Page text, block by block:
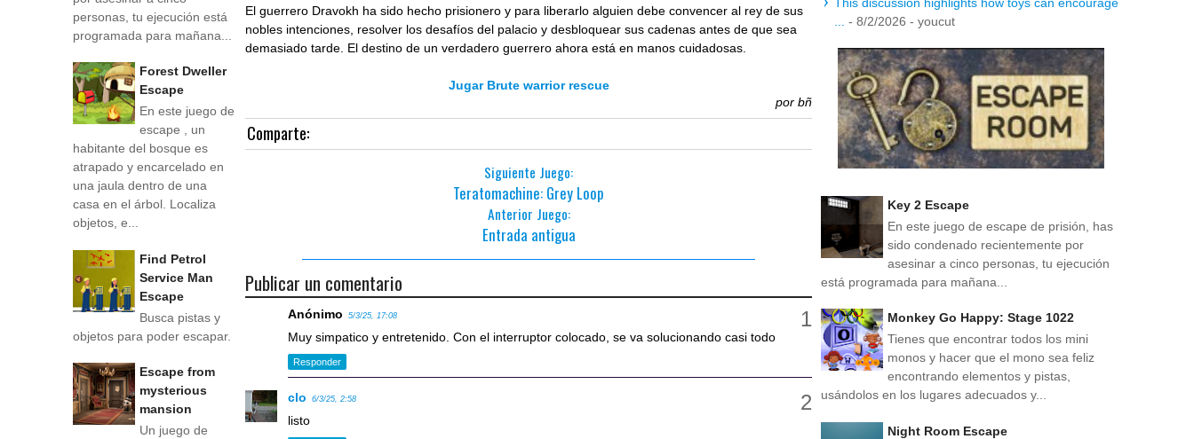
El guerrero Dravokh ha sido hecho prisionero y para liberarlo alguien debe convencer al rey de sus
nobles intenciones, resolver los desafíos del palacio y desbloquear sus cadenas antes de que sea
demasiado tarde. El destino de un verdadero guerrero ahora está en manos cuidadosas.
Jugar Brute warrior rescue
por bñ
Comparte:
Siguiente Juego:
Teratomachine: Grey Loop
Anterior Juego:
Entrada antigua
Publicar un comentario
Anónimo 5/3/25, 17:08
Muy simpatico y entretenido. Con el interruptor colocado, se va solucionando casi todo
Responder
clo 6/3/25, 2:58
listo
personas, tu ejecución está
programada para mañana...
Forest Dweller
Escape
En este juego de
escape , un
habitante del bosque es
atrapado y encarcelado en
una jaula dentro de una
casa en el árbol. Localiza
objetos, e...
Find Petrol
Service Man
Escape
Busca pistas y
objetos para poder escapar.
Escape from
mysterious
mansion
Un juego de
- 8/2/2026 - youcut
Key 2 Escape
En este juego de escape de prisión, has
sido condenado recientemente por
asesinar a cinco personas, tu ejecución
está programada para mañana...
Monkey Go Happy: Stage 1022
Tienes que encontrar todos los mini
monos y hacer que el mono sea feliz
encontrando elementos y pistas,
usándolos en los lugares adecuados y...
Night Room Escape